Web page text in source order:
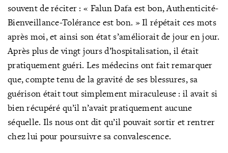
souvent de réciter : « Falun Dafa est bon, Authenticité-
Bienveillance-Tolérance est bon. » Il répétait ces mots
après moi, et ainsi son état s’améliorait de jour en jour.
Après plus de vingt jours d’hospitalisation, il était
pratiquement guéri. Les médecins ont fait remarquer
que, compte tenu de la gravité de ses blessures, sa
guérison était tout simplement miraculeuse : il avait si
bien récupéré qu’il n’avait pratiquement aucune
séquelle. Ils nous ont dit qu’il pouvait sortir et rentrer
chez lui pour poursuivre sa convalescence.